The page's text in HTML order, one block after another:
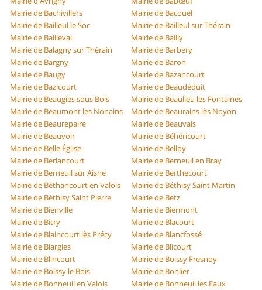
Mairie de Bachivillers
Mairie de Bacouël
Mairie de Bailleul le Soc
Mairie de Bailleul sur Thérain
Mairie de Bailleval
Mairie de Bailly
Mairie de Balagny sur Thérain
Mairie de Barbery
Mairie de Bargny
Mairie de Baron
Mairie de Baugy
Mairie de Bazancourt
Mairie de Bazicourt
Mairie de Beaudéduit
Mairie de Beaugies sous Bois
Mairie de Beaulieu les Fontaines
Mairie de Beaumont les Nonains
Mairie de Beaurains lès Noyon
Mairie de Beaurepaire
Mairie de Beauvais
Mairie de Beauvoir
Mairie de Béhéricourt
Mairie de Belle Église
Mairie de Belloy
Mairie de Berlancourt
Mairie de Berneuil en Bray
Mairie de Berneuil sur Aisne
Mairie de Berthecourt
Mairie de Béthancourt en Valois
Mairie de Béthisy Saint Martin
Mairie de Béthisy Saint Pierre
Mairie de Betz
Mairie de Bienville
Mairie de Biermont
Mairie de Bitry
Mairie de Blacourt
Mairie de Blaincourt lès Précy
Mairie de Blancfossé
Mairie de Blargies
Mairie de Blicourt
Mairie de Blincourt
Mairie de Boissy Fresnoy
Mairie de Boissy le Bois
Mairie de Bonlier
Mairie de Bonneuil en Valois
Mairie de Bonneuil les Eaux